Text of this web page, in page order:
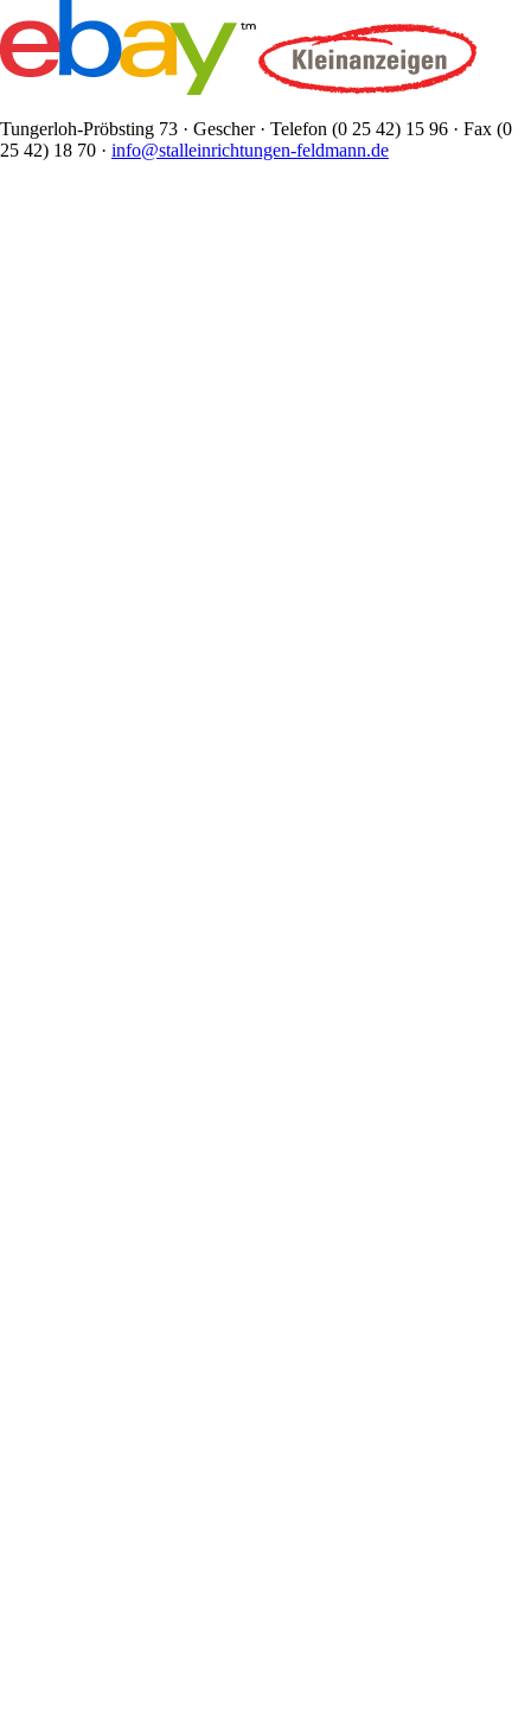
Tungerloh-Pröbsting 73 · Gescher · Telefon (0 25 42) 15 96 · Fax (0
25 42) 18 70 · info@stalleinrichtungen-feldmann.de